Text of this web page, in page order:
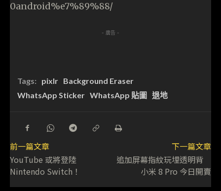
0android%e7%89%88/
- 廣告 -
Tags: pixlr Background Eraser
WhatsApp Sticker WhatsApp 貼圖 退地
前一篇文章
YouTube 或將登陸
Nintendo Switch！
下一篇文章
追加屏幕指紋玩埋透明背
小米 8 Pro 今日開賣